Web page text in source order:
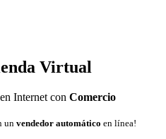
Virtual
Internet con Comercio
un vendedor automático en línea!